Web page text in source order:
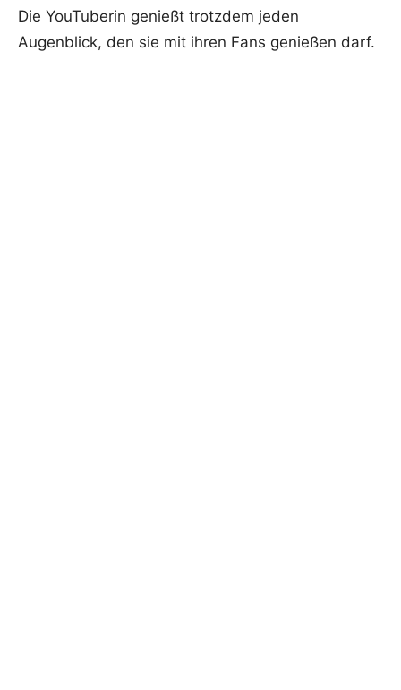
Die YouTuberin genießt trotzdem jeden
Augenblick, den sie mit ihren Fans genießen darf.